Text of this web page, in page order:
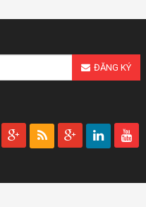
ĐĂNG KÝ